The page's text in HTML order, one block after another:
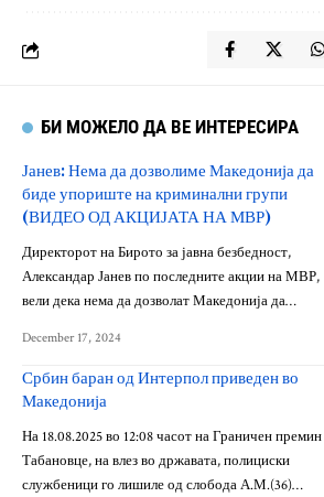
БИ МОЖЕЛО ДА ВЕ ИНТЕРЕСИРА
Јанев: Нема да дозволиме Македонија да
биде упориште на криминални групи
(ВИДЕО ОД АКЦИЈАТА НА МВР)
Директорот на Бирото за јавна безбедност,
Александар Јанев по последните акции на МВР,
вели дека нема да дозволат Македонија да…
December 17, 2024
Србин баран од Интерпол приведен во
Македонија
На 18.08.2025 во 12:08 часот на Граничен премин
Табановце, на влез во државата, полициски
службеници го лишиле од слобода А.М.(36)…